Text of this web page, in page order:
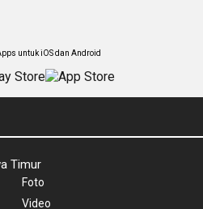
untuk iOS dan Android
Timur
Foto
Video